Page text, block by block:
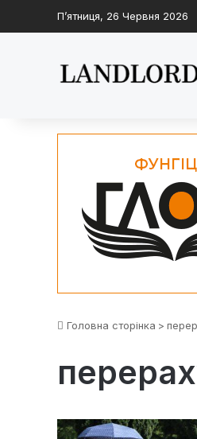
П’ятниця, 26 Червня 2026
Головна сторінка >